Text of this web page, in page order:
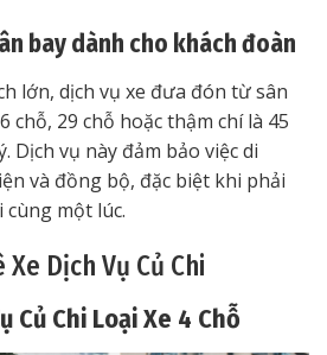
bay dành cho khách đoàn
lớn, dịch vụ xe đưa đón từ sân
chỗ, 29 chỗ hoặc thậm chí là 45
Dịch vụ này đảm bảo việc di
và đồng bộ, đặc biệt khi phải
một lúc.
Dịch Vụ Củ Chi
Củ Chi Loại Xe 4 Chỗ